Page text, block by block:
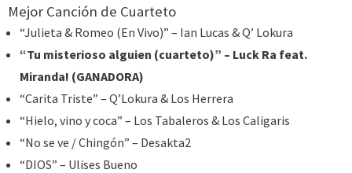
Mejor Canción de Cuarteto
“Julieta & Romeo (En Vivo)” – Ian Lucas & Q’ Lokura
“Tu misterioso alguien (cuarteto)” – Luck Ra feat.
Miranda! (GANADORA)
“Carita Triste” – Q’Lokura & Los Herrera
“Hielo, vino y coca” – Los Tabaleros & Los Caligaris
“No se ve / Chingón” – Desakta2
“DIOS” – Ulises Bueno